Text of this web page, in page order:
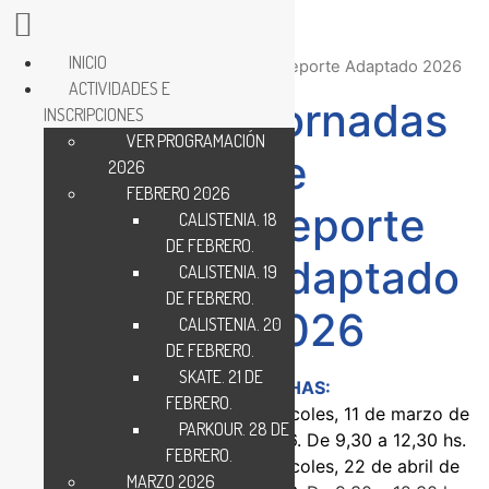
Inicio Inscripciones / Jornadas de Deporte Adaptado 2026
Jornadas
de
Deporte
Adaptado
2026
FECHAS:
Miércoles, 11 de marzo de
2026. De 9,30 a 12,30 hs.
Miércoles, 22 de abril de
INICIO
ACTIVIDADES E
INSCRIPCIONES
VER PROGRAMACIÓN
2026
FEBRERO 2026
CALISTENIA. 18
DE FEBRERO.
CALISTENIA. 19
DE FEBRERO.
CALISTENIA. 20
DE FEBRERO.
SKATE. 21 DE
FEBRERO.
PARKOUR. 28 DE
FEBRERO.
MARZO 2026